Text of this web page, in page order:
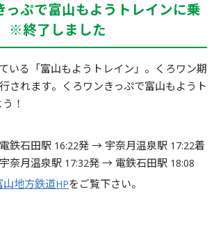
っぷで富山もようトレインに乗
※終了しました
いる「富山もようトレイン」。くろワン期
されます。くろワンきっぷで富山もようト
！
鉄石田駅 16:22発 → 宇奈月温泉駅 17:22着
奈月温泉駅 17:32発 → 電鉄石田駅 18:08
山地方鉄道HPをご覧下さい。